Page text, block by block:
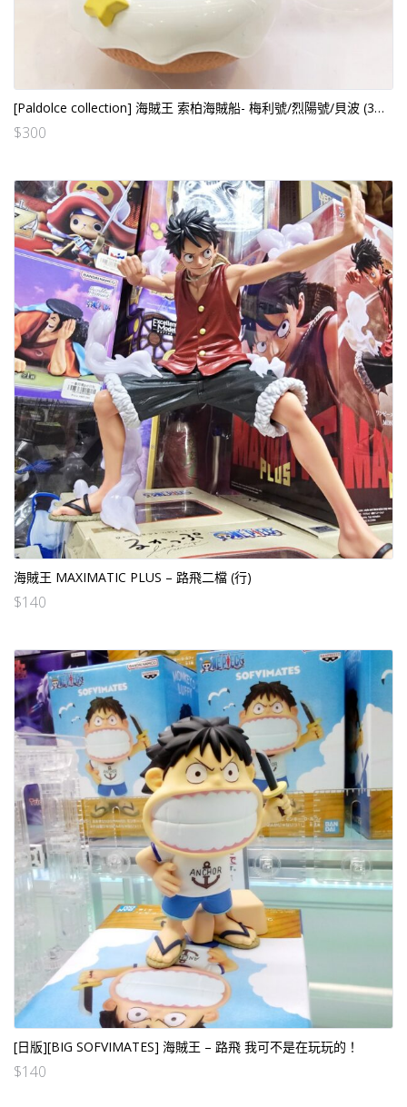
[Paldolce collection] 海賊王 索柏海賊船- 梅利號/烈陽號/貝波 (3個SET) (行）
$300
海賊王 MAXIMATIC PLUS – 路飛二檔 (行)
$140
[日版][BIG SOFVIMATES] 海賊王 – 路飛 我可不是在玩玩的！
$140